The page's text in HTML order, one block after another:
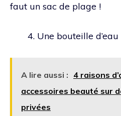
faut un sac de plage !
Une bouteille d’eau
A lire aussi : 4 raisons
accessoires beauté sur
privées